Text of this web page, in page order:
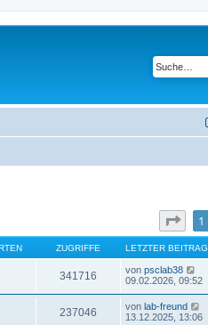
Seite1
ZUGRIFFE LETZTER BEITRAG
341716 von psclab38
09.02.2026, 09:52
237046 von lab-freund
13.12.2025, 13:06